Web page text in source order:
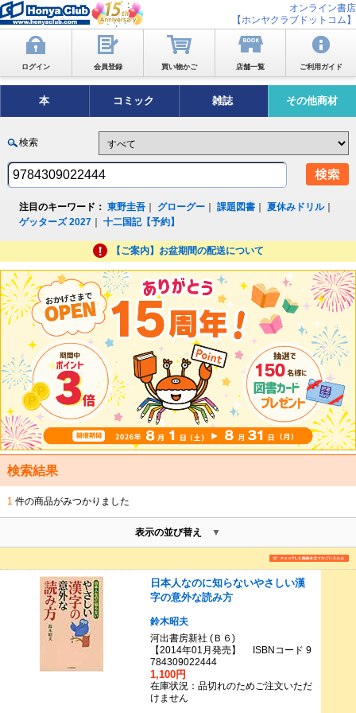
オンライン書店
【ホンヤクラブドットコム】
ログイン 会員登録 買い物かご 店舗一覧 ご利用ガイド
本 コミック 雑誌 その他商材
検索
注目のキーワード： 東野圭吾 グローグー ｜課題図書 ｜夏休みドリル｜
ゲッターズ 2027 ｜十二国記【予約】
【ご案内】お盆期間の配送について
検索結果
1 件の商品がみつかりました
表示の並び替え
日本人なのに知らないやさしい漢
字の意外な読み方
鈴木昭夫
河出書房新社 (Ｂ６)
【2014年01月発売】 ISBNコード 9
784309022444
1,100円
在庫状況：品切れのためご注文いただ
けません